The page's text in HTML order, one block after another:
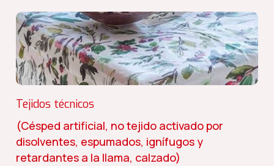
Tejidos técnicos
(Césped artificial, no tejido activado por
disolventes, espumados, ignífugos y
retardantes a la llama, calzado)